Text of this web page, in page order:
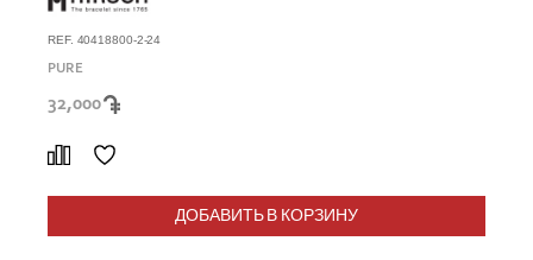
REF. 40418800-2-24
PURE
32,000
ДОБАВИТЬ В КОРЗИНУ